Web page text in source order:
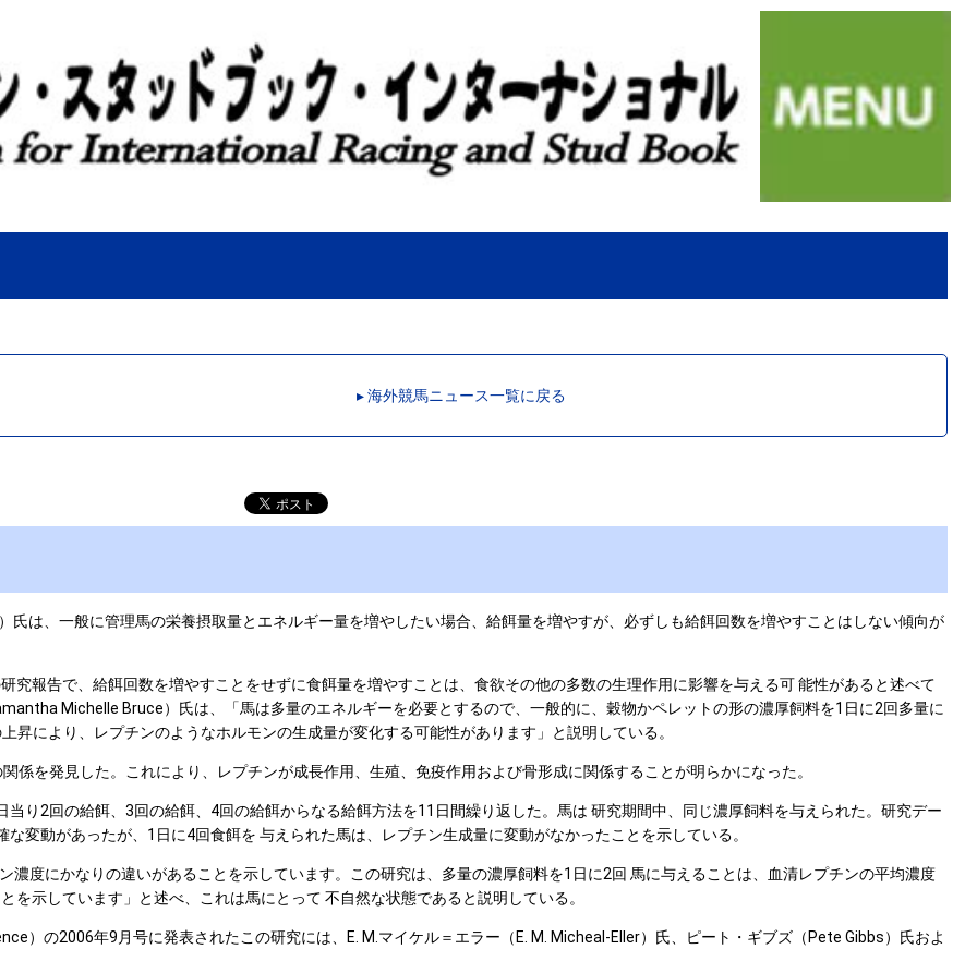
▸ 海外競馬ニュース一覧に戻る
は、一般に管理馬の栄養摂取量とエネルギー量を増やしたい場合、給餌量を増やすが、必ずしも給餌回数を増やすことはしない傾向が
報告で、給餌回数を増やすことをせずに食餌量を増やすことは、食欲その他の多数の生理作用に影響を与える可 能性があると述べて
Michelle Bruce）氏は、「馬は多量のエネルギーを必要とするので、一般的に、穀物かペレットの形の濃厚飼料を1日に2回多量に
昇により、レプチンのようなホルモンの生成量が変化する可能性があります」と説明している。
を発見した。これにより、レプチンが成長作用、生殖、免疫作用および骨形成に関係することが明らかになった。
り2回の給餌、3回の給餌、4回の給餌からなる給餌方法を11日間繰り返した。馬は 研究期間中、同じ濃厚飼料を与えられた。研究デー
変動があったが、1日に4回食餌を 与えられた馬は、レプチン生成量に変動がなかったことを示している。
度にかなりの違いがあることを示しています。この研究は、多量の濃厚飼料を1日に2回 馬に与えることは、血清レプチンの平均濃度
示しています」と述べ、これは馬にとって 不自然な状態であると説明している。
）の2006年9月号に発表されたこの研究には、E. M.マイケル＝エラー（E. M. Micheal-Eller）氏、ピート・ギブズ（Pete Gibbs）氏およ